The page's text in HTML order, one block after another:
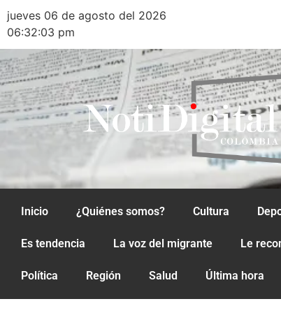
jueves 06 de agosto del 2026
06:32:03 pm
Inicio ¿Quiénes somos? Cultura
Es tendencia La voz del migrante Le
Política Región Salud Última hora